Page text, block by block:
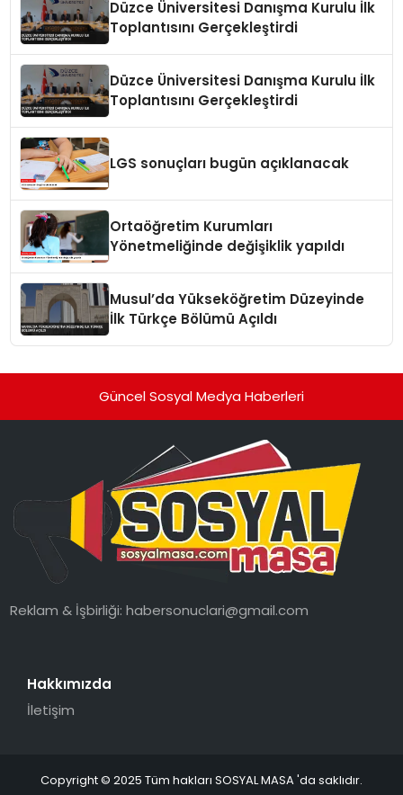
Düzce Üniversitesi Danışma Kurulu İlk
Toplantısını Gerçekleştirdi
Düzce Üniversitesi Danışma Kurulu İlk
Toplantısını Gerçekleştirdi
LGS sonuçları bugün açıklanacak
Ortaöğretim Kurumları
Yönetmeliğinde değişiklik yapıldı
Musul’da Yükseköğretim Düzeyinde
İlk Türkçe Bölümü Açıldı
Güncel Sosyal Medya Haberleri
Reklam & İşbirliği:habersonuclari@gmail.com
Hakkımızda
İletişim
Copyright © 2025 Tüm hakları SOSYAL MASA 'da saklıdır.